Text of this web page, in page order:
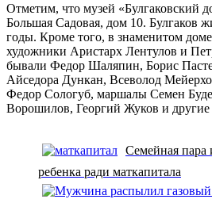
Отметим, что музей «Булгаковский
Большая Садовая, дом 10. Булгаков
годы. Кроме того, в знаменитом
художники Аристарх Лентулов и
бывали Федор Шаляпин, Борис
Айседора Дункан, Всеволод
Федор Сологуб, маршалы Семен
Ворошилов, Георгий Жуков и другие
Семейная пара
ребенка ради маткапитала